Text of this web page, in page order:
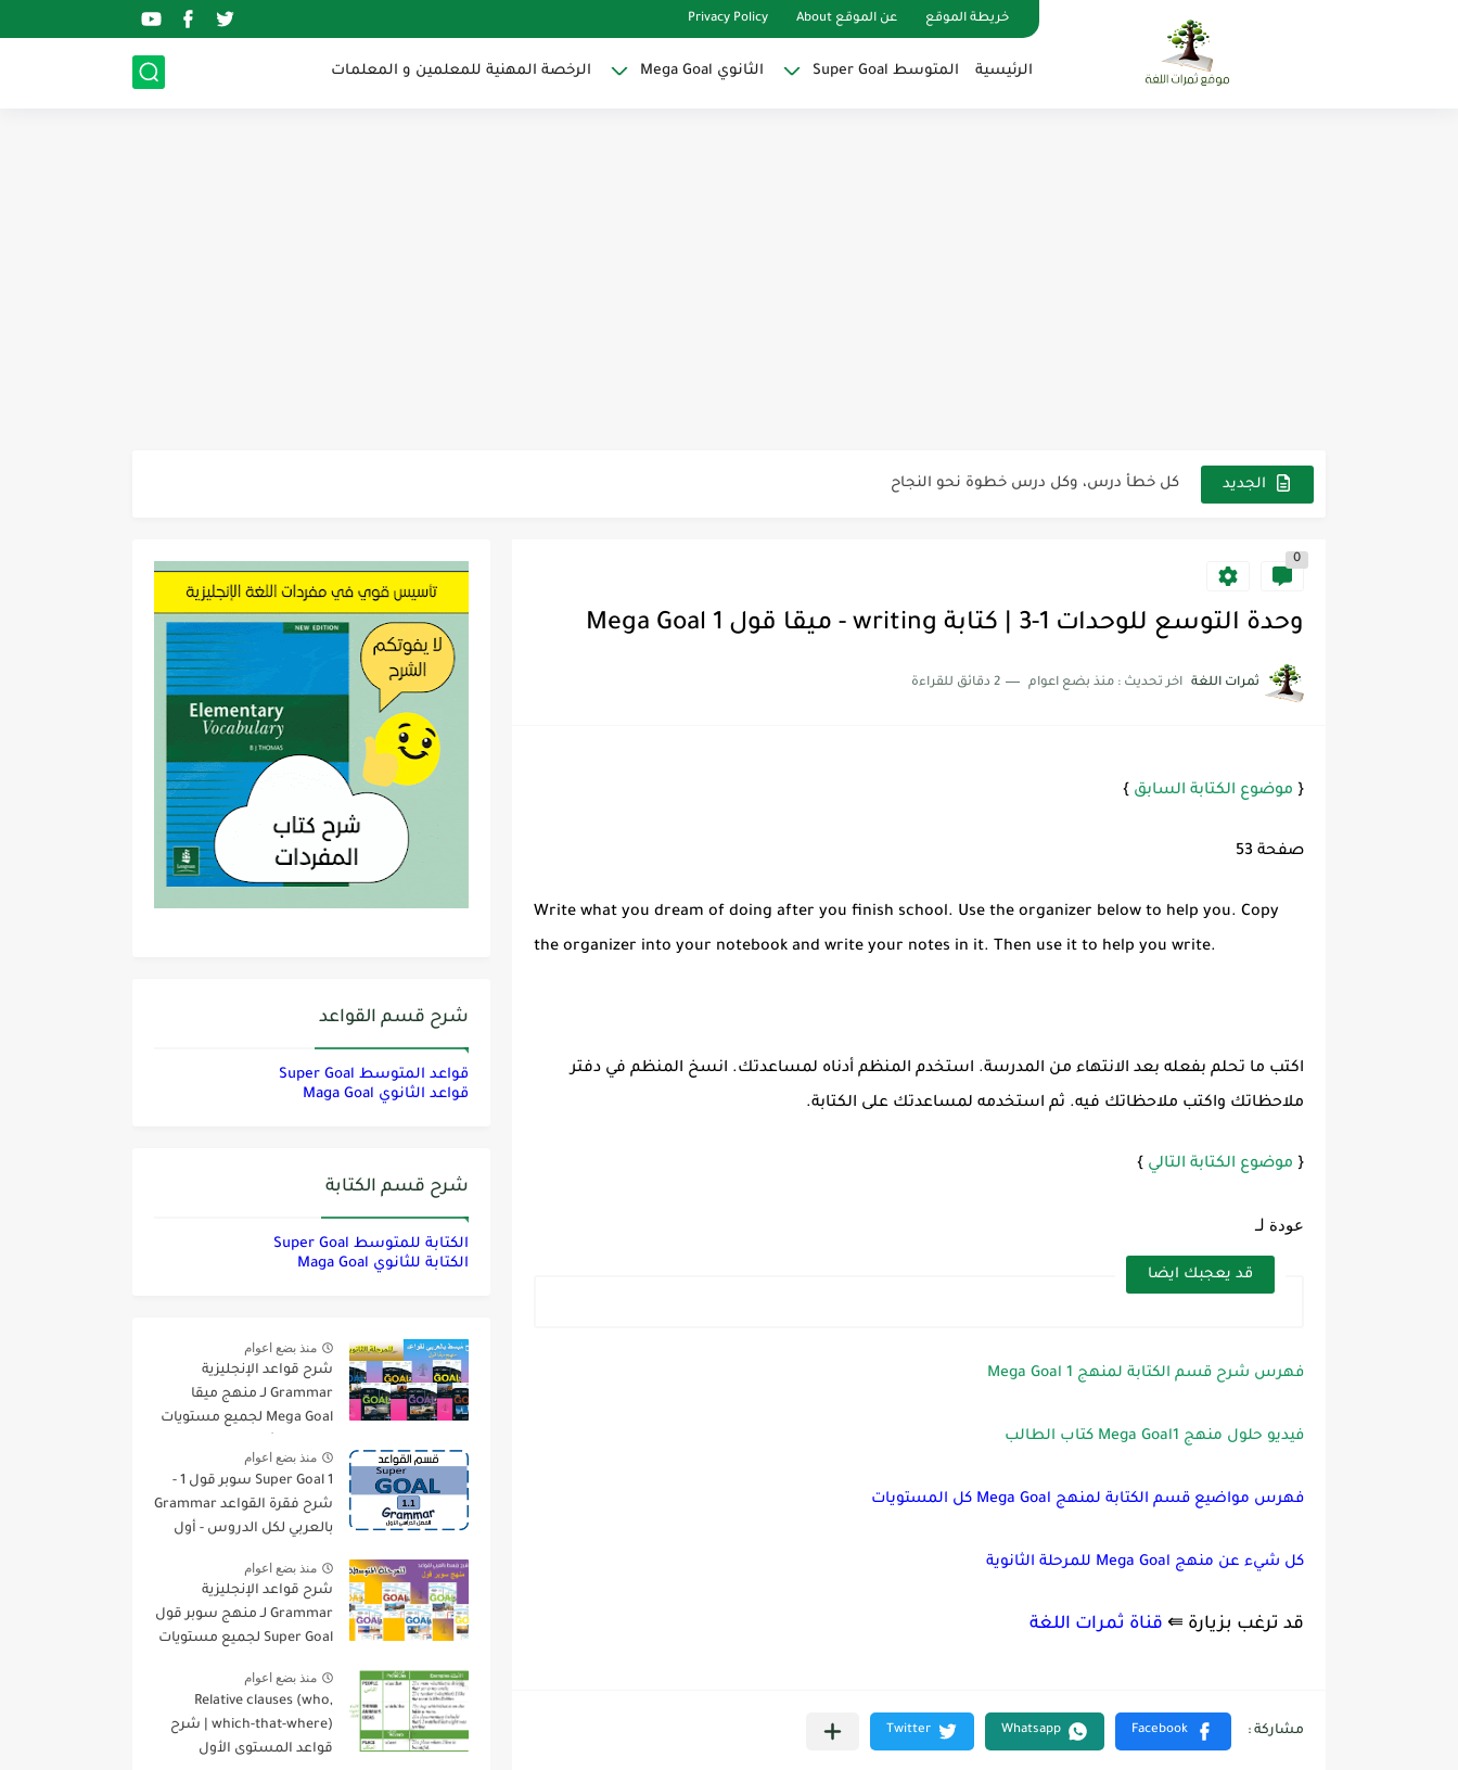
خريطة الموقع عن الموقع About Privacy Policy
الرئيسية المتوسط Super Goal الثانوي Mega Goal الرخصة المهنية للمعلمين و المعلمات
الجديد لوازم مدرسية ومكتبية | ملاحظات لاصقة ذاتية على شكل قلب...
أفضل أكواد خصم تفيدك عند التسوق Discount Codes That Help...
شرح قسم القراءة لكل وحدات الكتاب Super Goal 3 -...
0
وحدة التوسع للوحدات 1-3 | كتابة writing - ميقا قول 1 Mega Goal
ثمرات اللغة اخر تحديث : منذ بضع اعوام 2 دقائق للقراءة
{ موضوع الكتابة السابق }
صفحة 53
Write what you dream of doing after you finish school. Use the organizer below to help you. Copy
the organizer into your notebook and write your notes in it. Then use it to help you write.
اكتب ما تحلم بفعله بعد الانتهاء من المدرسة. استخدم المنظم أدناه لمساعدتك. انسخ المنظم في دفتر
ملاحظاتك واكتب ملاحظاتك فيه. ثم استخدمه لمساعدتك على الكتابة.
{ موضوع الكتابة التالي }
عودة لـ
قد يعجبك ايضا
فهرس شرح قسم الكتابة لمنهج Mega Goal 1
فيديو حلول منهج Mega Goal1 كتاب الطالب
فهرس مواضيع قسم الكتابة لمنهج Mega Goal كل المستويات
كل شيء عن منهج Mega Goal للمرحلة الثانوية
قد ترغب بزيارة ⇚ قناة ثمرات اللغة
شرح قسم القواعد
قواعد المتوسط Super Goal
قواعد الثانوي Maga Goal
شرح قسم الكتابة
الكتابة للمتوسط Super Goal
الكتابة للثانوي Maga Goal
منذ بضع اعوام
شرح قواعد الإنجليزية
Grammar لـ منهج ميقا
Mega Goal لجميع مستويات
منذ بضع اعوام
Super Goal 1 سوبر قول 1 -
شرح فقرة القواعد Grammar
بالعربي لكل الدروس - أول
الأول
منذ بضع اعوام
شرح قواعد الإنجليزية
Grammar لـ منهج سوبر قول
Super Goal لجميع مستويات
منذ بضع اعوام
Relative clauses (who,
which-that-where) | شرح
قواعد المستوى الأول